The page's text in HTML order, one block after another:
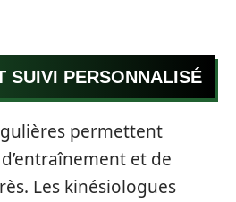
SUIVI PERSONNALISÉ
permettent
et de
Les kinésiologues